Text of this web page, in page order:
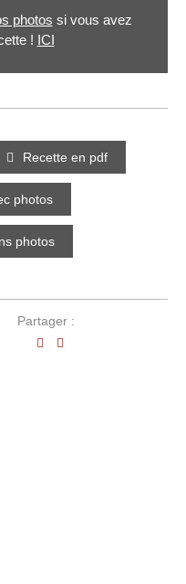
photos si vous avez
! ICI
Recette en pdf
photos
photos
Partager :